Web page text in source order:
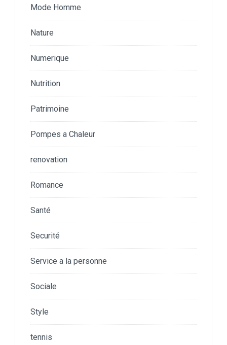
Mode Homme
Nature
Numerique
Nutrition
Patrimoine
Pompes a Chaleur
renovation
Romance
Santé
Securité
Service a la personne
Sociale
Style
tennis